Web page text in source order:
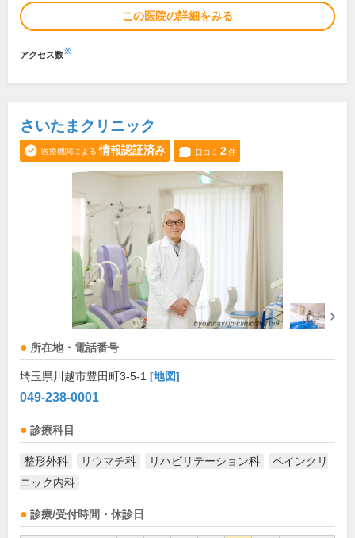
この医院の詳細をみる
アクセス数※
さいたまクリニック
医療機関による 情報認証済み 口コミ 2件
所在地・電話番号
埼玉県川越市豊田町3-5-1 [地図]
049-238-0001
診療科目
整形外科 リウマチ科 リハビリテーション科
ペインクリ
ニック内科
診療/受付時間・休診日